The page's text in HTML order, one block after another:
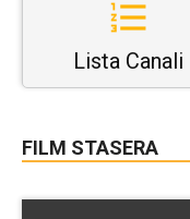
Lista Canali
FILM STASERA